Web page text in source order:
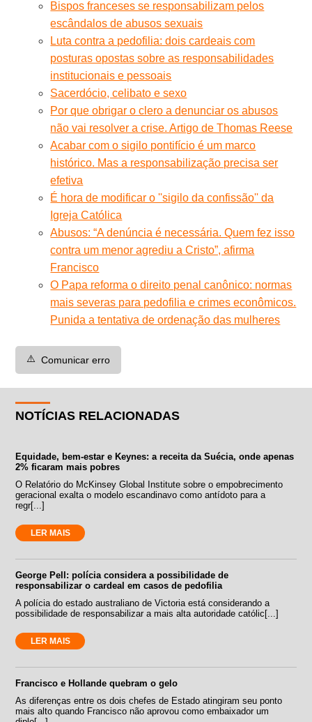
Bispos franceses se responsabilizam pelos
escândalos de abusos sexuais
Luta contra a pedofilia: dois cardeais com
posturas opostas sobre as responsabilidades
institucionais e pessoais
Sacerdócio, celibato e sexo
Por que obrigar o clero a denunciar os abusos
não vai resolver a crise. Artigo de Thomas Reese
Acabar com o sigilo pontifício é um marco
histórico. Mas a responsabilização precisa ser
efetiva
É hora de modificar o ''sigilo da confissão'' da
Igreja Católica
Abusos: “A denúncia é necessária. Quem fez isso
contra um menor agrediu a Cristo”, afirma
Francisco
O Papa reforma o direito penal canônico: normas
mais severas para pedofilia e crimes econômicos.
Punida a tentativa de ordenação das mulheres
⚠️ Comunicar erro
NOTÍCIAS RELACIONADAS
Equidade, bem-estar e Keynes: a receita da Suécia, onde apenas
2% ficaram mais pobres
O Relatório do McKinsey Global Institute sobre o empobrecimento
geracional exalta o modelo escandinavo como antídoto para a
regr[...]
LER MAIS
George Pell: polícia considera a possibilidade de
responsabilizar o cardeal em casos de pedofilia
A polícia do estado australiano de Victoria está considerando a
possibilidade de responsabilizar a mais alta autoridade católic[...]
LER MAIS
Francisco e Hollande quebram o gelo
As diferenças entre os dois chefes de Estado atingiram seu ponto
mais alto quando Francisco não aprovou como embaixador um